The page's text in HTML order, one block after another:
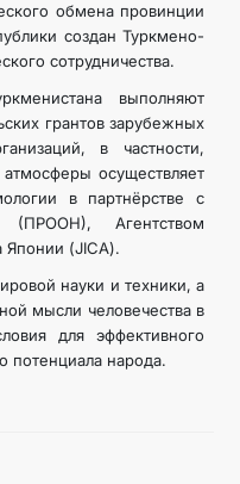
обмена провинции
создан Туркмено-
сотрудничества.
выполняют
грантов зарубежных
в частности,
осуществляет
в партнёрстве с
Агентством
Японии (JICA).
науки и техники, а
мысли человечества в
для эффективного
потенциала народа.